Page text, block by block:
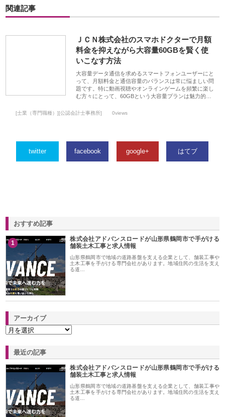
関連記事
ＪＣＮ株式会社のスマホドクターで月額
料金を抑えながら大容量60GBを賢く使
いこなす方法
大容量データ通信を求めるスマートフォンユーザーにと
って、月額料金と通信容量のバランスは常に悩ましい問
題です。特に動画視聴やオンラインゲームを頻繁に楽し
む方々にとって、60GBという大容量プランは魅力的…
[士業（専門職種）][公認会計士事務所] 0views
twitter facebook google+ はてブ
おすすめ記事
1
株式会社アドバンスロードが山形県鶴岡市で手がける
舗装土木工事と求人情報
山形県鶴岡市で地域の道路基盤を支える企業として、舗装工事や
土木工事を手がける専門会社があります。地域住民の生活を支え
る道…
アーカイブ
最近の記事
株式会社アドバンスロードが山形県鶴岡市で手がける
舗装土木工事と求人情報
山形県鶴岡市で地域の道路基盤を支える企業として、舗装工事や
土木工事を手がける専門会社があります。地域住民の生活を支え
る道…